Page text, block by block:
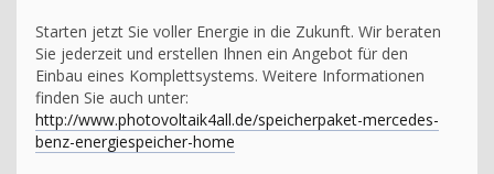
Starten jetzt Sie voller Energie in die Zukunft. Wir beraten
Sie jederzeit und erstellen Ihnen ein Angebot für den
Einbau eines Komplettsystems. Weitere Informationen
finden Sie auch unter:
http://www.photovoltaik4all.de/speicherpaket-mercedes-
benz-energiespeicher-home